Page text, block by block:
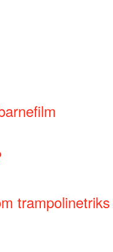
trampolinetriks